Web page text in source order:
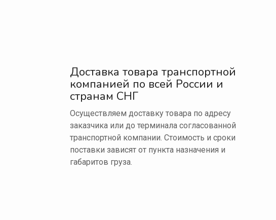
Доставка товара транспортной
компанией по всей России и
странам СНГ
Осуществляем доставку товара по адресу
заказчика или до терминала согласованной
транспортной компании. Стоимость и сроки
поставки зависят от пункта назначения и
габаритов груза.